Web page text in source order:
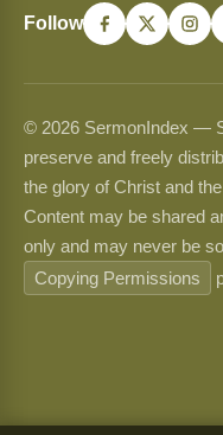
Follow
© 2026 SermonIndex —
preserve and freely
the glory of Christ and
Content may be shared
only and may never be
Copying Permissions